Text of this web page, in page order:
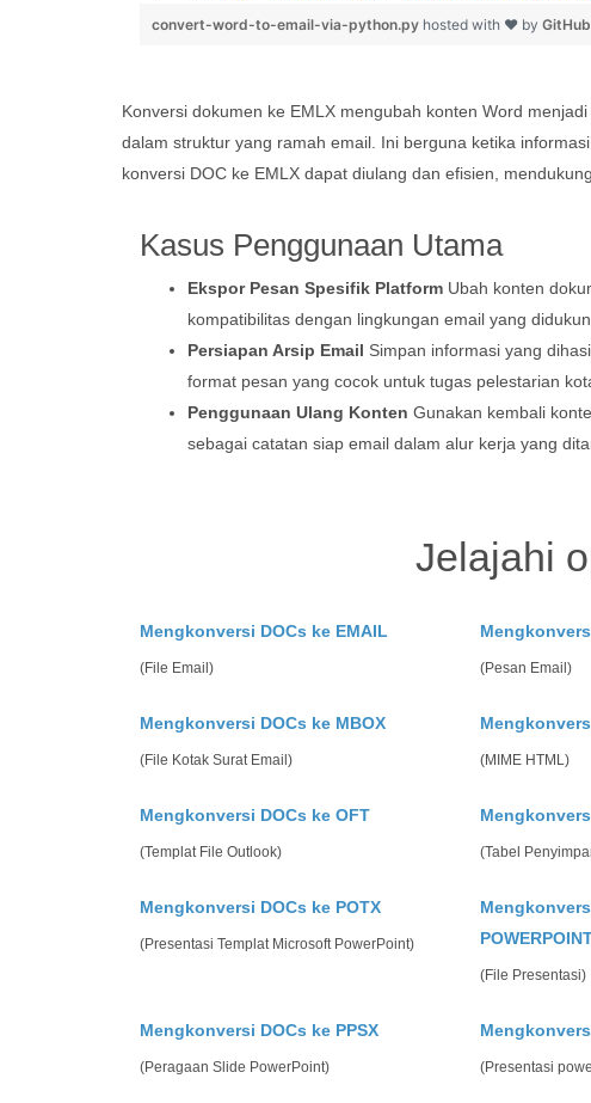
convert-word-to-email-via-python.py hosted with ❤ by GitHub
Konversi dokumen ke EMLX mengubah konten Word
dalam struktur yang ramah email. Ini berguna ketika
konversi DOC ke EMLX dapat diulang dan efisien,
Kasus Penggunaan Utama
Ekspor Pesan Spesifik Platform Ubah konten
kompatibilitas dengan lingkungan email yang
Persiapan Arsip Email Simpan informasi yang
format pesan yang cocok untuk tugas pelestarian
Penggunaan Ulang Konten Gunakan kembali
sebagai catatan siap email dalam alur kerja yang
Jelajahi
Mengkonversi DOCs ke EMAIL
(File Email) (Pesan Email)
Mengkonversi DOCs ke MBOX
(File Kotak Surat Email) (MIME HTML)
Mengkonversi DOCs ke OFT
(Templat File Outlook) (Tabel
Mengkonversi DOCs ke POTX
(Presentasi Templat Microsoft PowerPoint)
(File Presentasi)
Mengkonversi DOCs ke PPSX
(Peragaan Slide PowerPoint) (Presentasi